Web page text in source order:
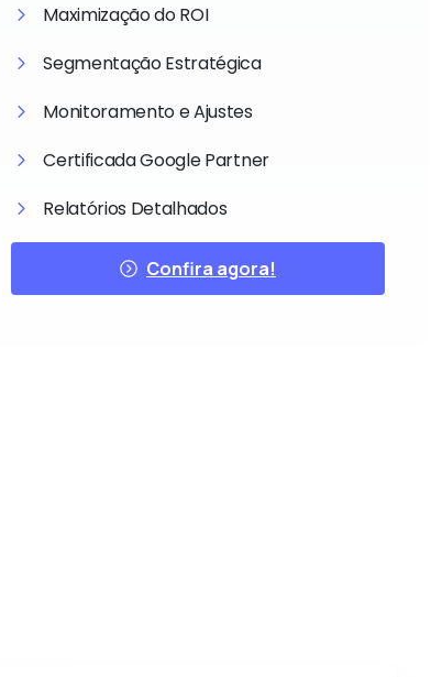
Maximização do ROI
Segmentação Estratégica
Monitoramento e Ajustes
Certificada Google Partner
Relatórios Detalhados
Confira agora!